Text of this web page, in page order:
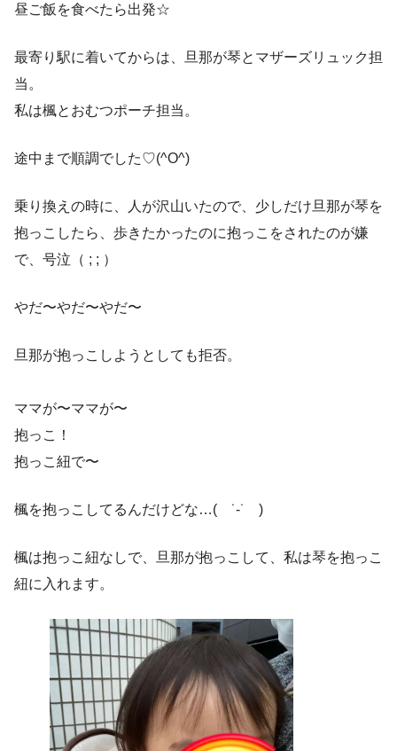
昼ご飯を食べたら出発☆
最寄り駅に着いてからは、旦那が琴とマザーズリュック担
当。
私は楓とおむつポーチ担当。
途中まで順調でした♡(^O^)
乗り換えの時に、人が沢山いたので、少しだけ旦那が琴を
抱っこしたら、歩きたかったのに抱っこをされたのが嫌
で、号泣（ ; ; ）
やだ〜やだ〜やだ〜
旦那が抱っこしようとしても拒否。
ママが〜ママが〜
抱っこ！
抱っこ紐で〜
楓を抱っこしてるんだけどな…( ˙-˙ )
楓は抱っこ紐なしで、旦那が抱っこして、私は琴を抱っこ
紐に入れます。